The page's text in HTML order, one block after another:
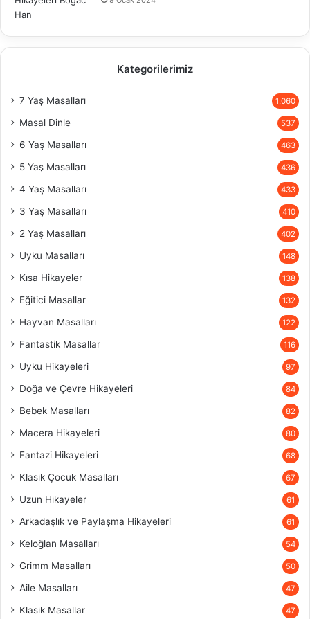
Kategorilerimiz
7 Yaş Masalları 1.060
Masal Dinle 537
6 Yaş Masalları 463
5 Yaş Masalları 436
4 Yaş Masalları 433
3 Yaş Masalları 410
2 Yaş Masalları 402
Uyku Masalları 148
Kısa Hikayeler 138
Eğitici Masallar 132
Hayvan Masalları 122
Fantastik Masallar 116
Uyku Hikayeleri 97
Doğa ve Çevre Hikayeleri 84
Bebek Masalları 82
Macera Hikayeleri 80
Fantazi Hikayeleri 68
Klasik Çocuk Masalları 67
Uzun Hikayeler 61
Arkadaşlık ve Paylaşma Hikayeleri 61
Keloğlan Masalları 54
Grimm Masalları 50
Aile Masalları 47
Klasik Masallar 47